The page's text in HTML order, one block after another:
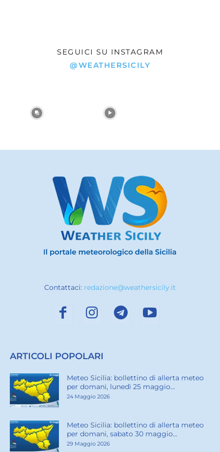
SEGUICI SU INSTAGRAM
@WEATHERSICILY
Contattaci: redazione@weathersicily.it
ARTICOLI POPOLARI
Meteo Sicilia: bollettino di allerta meteo
per domani, lunedì 25 maggio...
24 Maggio 2026
Meteo Sicilia: bollettino di allerta meteo
per domani, sabato 30 maggio...
29 Maggio 2026